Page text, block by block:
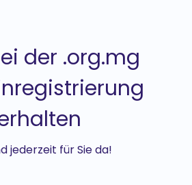
der .org.mg
jederzeit für Sie da!